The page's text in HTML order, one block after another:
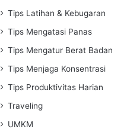
Tips Latihan & Kebugaran
Tips Mengatasi Panas
Tips Mengatur Berat Badan
Tips Menjaga Konsentrasi
Tips Produktivitas Harian
Traveling
UMKM